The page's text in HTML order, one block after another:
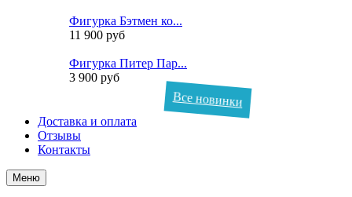
Фигурка Бэтмен ко...
11 900 руб
Фигурка Питер Пар...
3 900 руб
Все новинки
Доставка и оплата
Отзывы
Контакты
Меню